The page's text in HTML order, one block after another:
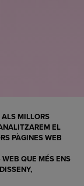
ALS MILLORS
EL
PÀGINES WEB
WEB QUE MÉS ENS
DISSENY,